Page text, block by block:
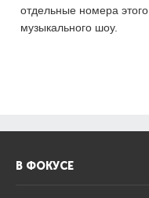
отдельные номера этого
музыкального шоу.
В ФОКУСЕ